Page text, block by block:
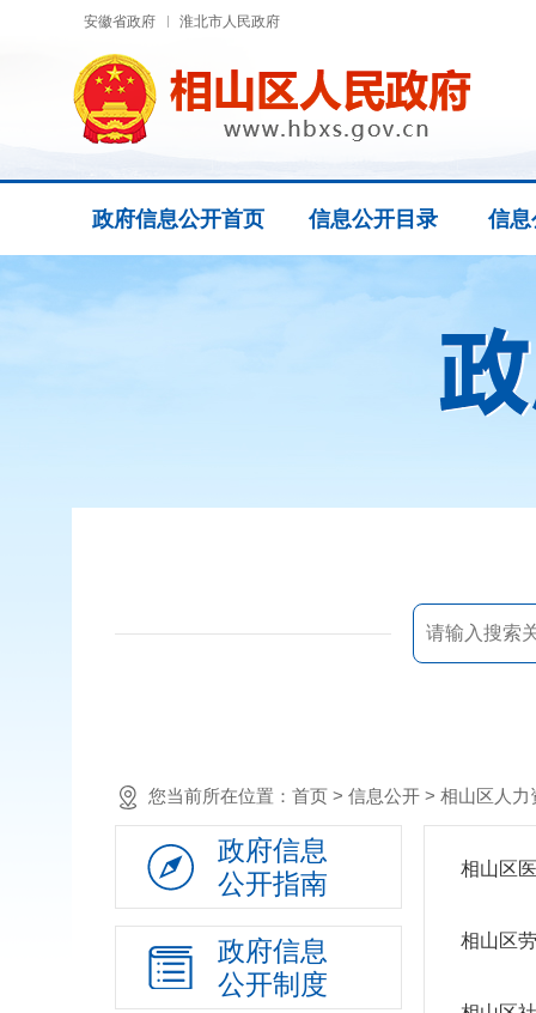
安徽省政府 淮北市人民政府
政府信息公开首页 信息公开目录 信息
您当前所在位置： 首页 > 信息公开 > 相山区人力
政府信息
公开指南
政府信息
公开制度
相山区
相山区